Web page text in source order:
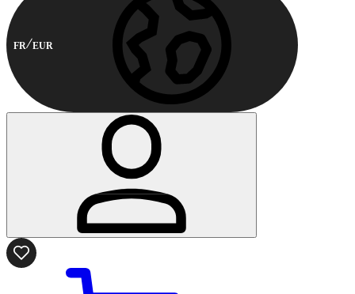
FR EUR